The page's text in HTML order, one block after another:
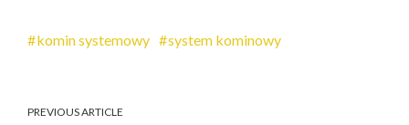
komin systemowy system kominowy
PREVIOUS ARTICLE